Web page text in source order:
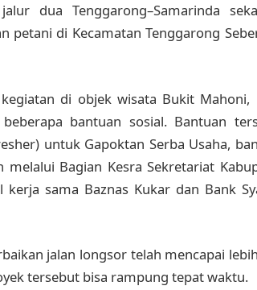
dua Tenggarong–Samarinda
petani di Kecamatan Tenggarong
di objek wisata Bukit Mahoni,
bantuan sosial. Bantuan
untuk Gapoktan Serba Usaha,
Bagian Kesra Sekretariat
sama Baznas Kukar dan Bank
jalan longsor telah mencapai
tersebut bisa rampung tepat waktu.